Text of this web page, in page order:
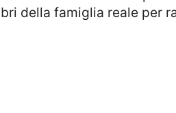
della famiglia reale per